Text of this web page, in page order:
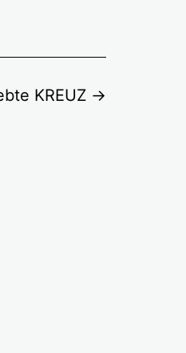
KREUZ